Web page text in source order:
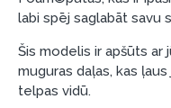
Līguma nosacījumi:
Līzinga līgumu
kura ir norādīta
labi spēj saglabāt savu
Šis modelis ir apšūts
muguras daļas, kas
telpas vidū.